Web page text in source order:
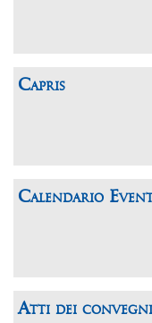
Capris
Calendario
Atti dei convegni